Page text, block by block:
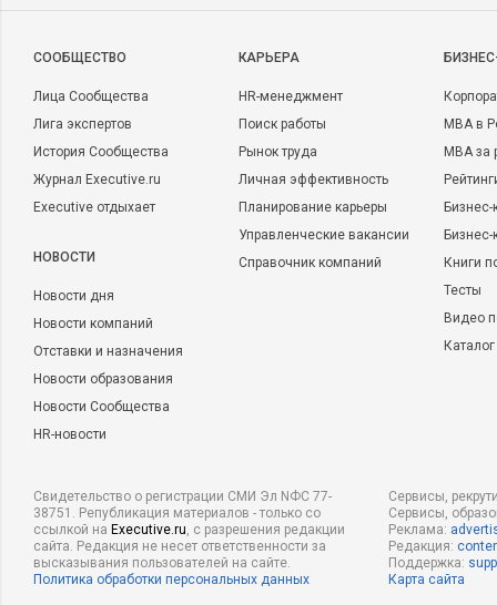
CООБЩЕСТВО
Лица Сообщества
Лига экспертов
История Сообщества
Журнал Executive.ru
Executive отдыхает
НОВОСТИ
Новости дня
Новости компаний
Отставки и назначения
Новости образования
Новости Сообщества
HR-новости
КАРЬЕРА
HR-менеджмент
Поиск работы
Рынок труда
Личная эффективность
Планирование карьеры
Управленческие вакансии
Справочник компаний
MBA в
MBA
Бизнес-
Книги
Тесты
Видео
Свидетельство о регистрации СМИ Эл NФС 77-
38751. Републикация материалов - только со
ссылкой на Executive.ru, с разрешения редакции
сайта. Редакция не несет ответственности за
высказывания пользователей на сайте.
Политика обработки персональных данных
Сервисы,
Сервисы,
Реклама:
Редакция:
Поддержка:
Карта сайта